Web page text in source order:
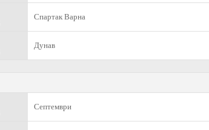
Спартак Варна
Дунав
Септември